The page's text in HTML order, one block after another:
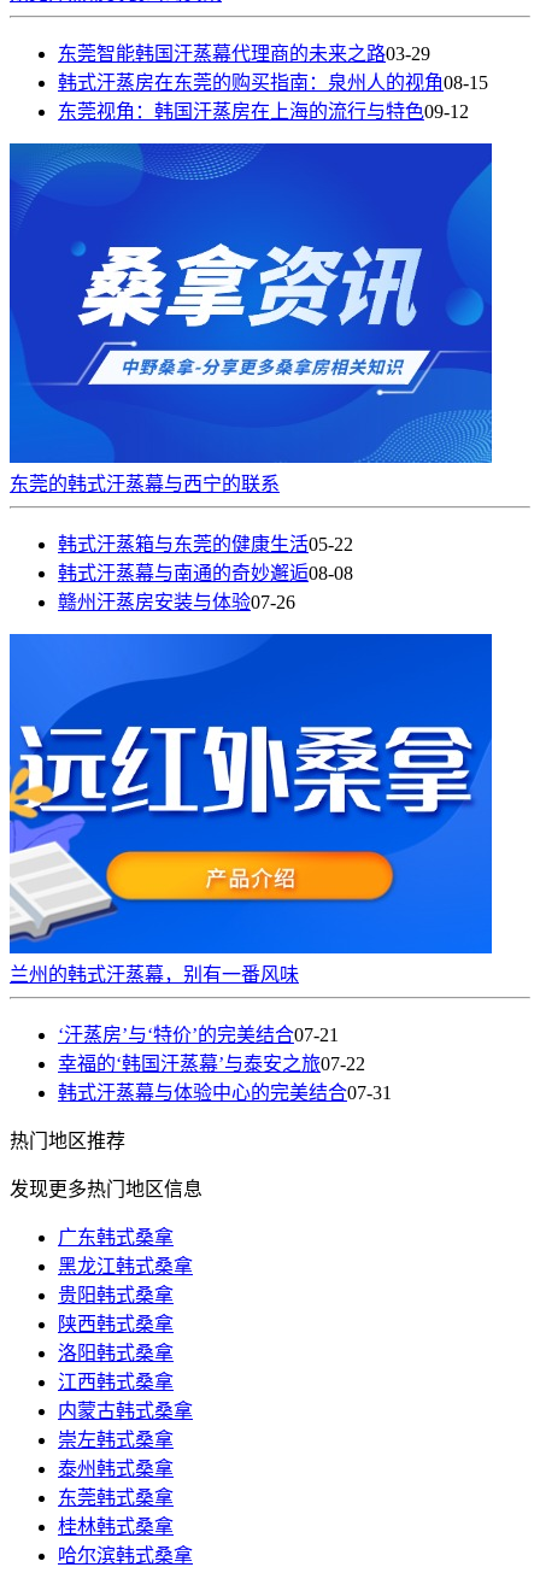
东莞智能韩国汗蒸幕代理商的未来之路03-29
韩式汗蒸房在东莞的购买指南：泉州人的视角08-15
东莞视角：韩国汗蒸房在上海的流行与特色09-12
东莞的韩式汗蒸幕与西宁的联系
韩式汗蒸箱与东莞的健康生活05-22
韩式汗蒸幕与南通的奇妙邂逅08-08
赣州汗蒸房安装与体验07-26
兰州的韩式汗蒸幕，别有一番风味
‘汗蒸房’与‘特价’的完美结合07-21
幸福的‘韩国汗蒸幕’与泰安之旅07-22
韩式汗蒸幕与体验中心的完美结合07-31
热门 地区推荐
发现更多热门地区信息
广东韩式桑拿
黑龙江韩式桑拿
贵阳韩式桑拿
陕西韩式桑拿
洛阳韩式桑拿
江西韩式桑拿
内蒙古韩式桑拿
崇左韩式桑拿
泰州韩式桑拿
东莞韩式桑拿
桂林韩式桑拿
哈尔滨韩式桑拿